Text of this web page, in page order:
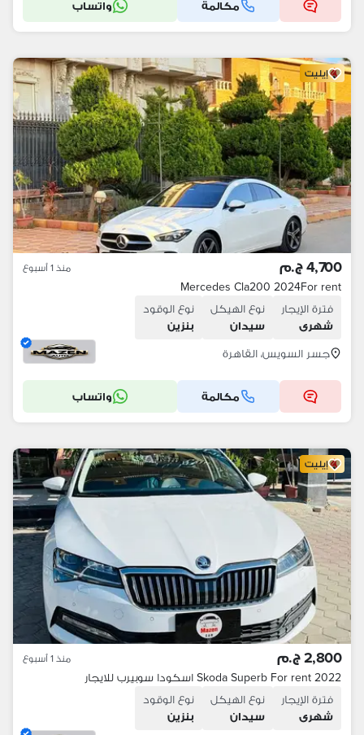
مكالمة واتساب
إيليت
4,700 ج.م منذ 1 أسبوع
Mercedes Cla200 2024For rent
فترة الإيجار
شهرى
نوع الهيكل
سيدان
نوع الوقود
بنزين
جسر السويس، القاهرة
مكالمة واتساب
إيليت
2,800 ج.م منذ 1 أسبوع
Skoda Superb For rent 2022 اسكودا سوبيرب للايجار
فترة الإيجار
شهرى
نوع الهيكل
سيدان
نوع الوقود
بنزين